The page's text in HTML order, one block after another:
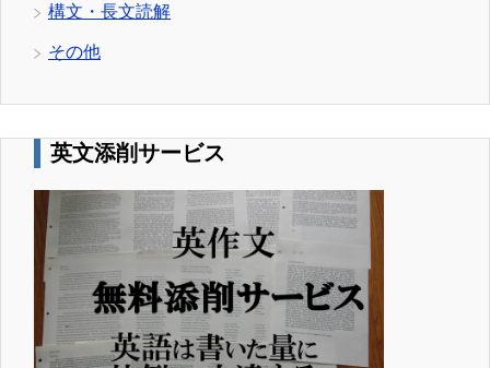
構文・長文読解
その他
英文添削サービス